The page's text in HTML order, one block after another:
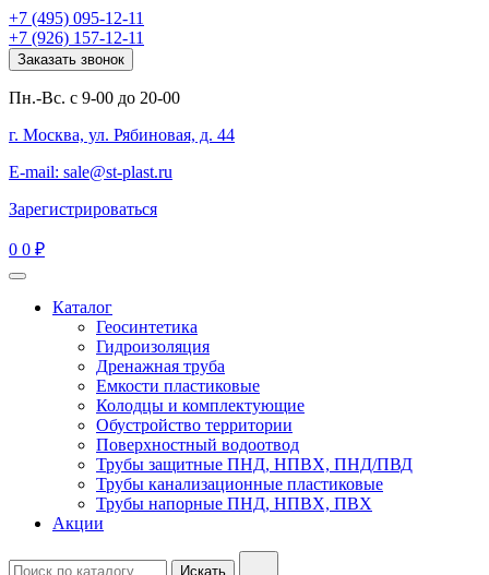
+7 (495) 095-12-11
+7 (926) 157-12-11
Заказать звонок
Пн.-Вс. с 9-00 до 20-00
г. Москва, ул. Рябиновая, д. 44
E-mail: sale@st-plast.ru
Зарегистрироваться
0 0 ₽
Каталог
Геосинтетика
Гидроизоляция
Дренажная труба
Емкости пластиковые
Колодцы и комплектующие
Обустройство территории
Поверхностный водоотвод
Трубы защитные ПНД, НПВХ, ПНД/ПВД
Трубы канализационные пластиковые
Трубы напорные ПНД, НПВХ, ПВХ
Акции